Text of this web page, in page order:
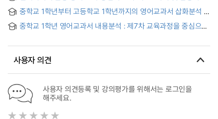
Learners
Teaching Effectiveness using CALL Program
중학교 1학년부터 고등학교 1학년까지의 영어교과서 삽화분석 =
중학교 1학년 영어교과서 내용분석 : 제7차 교육과정을 중심으로
사용자 의견
사용자 의견등록 및 강의평가를 위해서는 로그인을
해주세요.